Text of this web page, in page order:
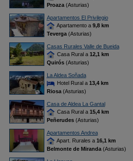
Proaza(Asturias)
Apartamentos El Privilegio
Apartamento a 9,8 km
Teverga(Asturias)
Casas Rurales Valle de Bueida
Casa Rural a 12,1 km
Quirós(Asturias)
La Aldea Soñada
Hotel Rural a 13,4 km
Riosa(Asturias)
Casa de Aldea La Gantal
Casa Rural a 15,4 km
Peñerudes(Asturias)
Apartamentos Andrea
Apart. Rurales a 16,1 km
Belmonte de Miranda(Asturias)